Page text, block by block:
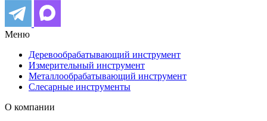
Меню
Деревообрабатывающий инструмент
Измерительный инструмент
Металлообрабатывающий инструмент
Слесарные инструменты
О компании